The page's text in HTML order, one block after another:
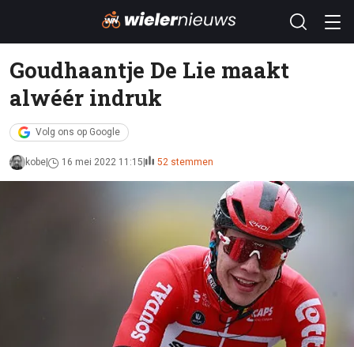
Goudhaantje De Lie maakt
alwéér indruk
Volg ons op Google
kobe 16 mei 2022 11:15 52 stemmen